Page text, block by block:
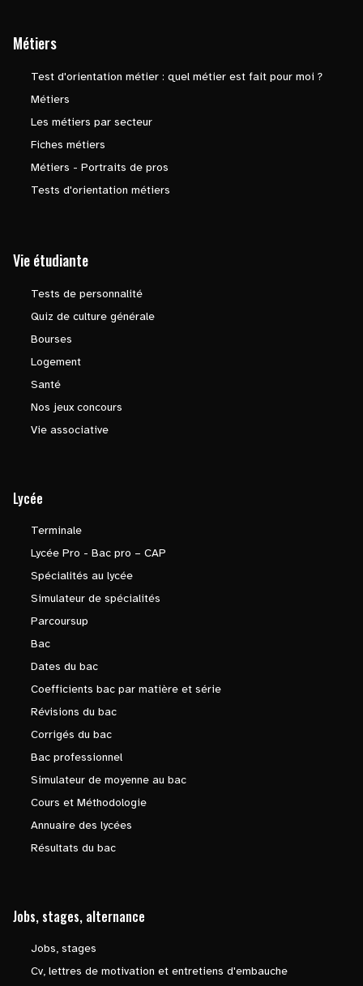
Métiers
Test d'orientation métier : quel métier est fait pour moi ?
Métiers
Les métiers par secteur
Fiches métiers
Métiers - Portraits de pros
Tests d'orientation métiers
Vie étudiante
Tests de personnalité
Quiz de culture générale
Bourses
Logement
Santé
Nos jeux concours
Vie associative
Lycée
Terminale
Lycée Pro - Bac pro – CAP
Spécialités au lycée
Simulateur de spécialités
Parcoursup
Bac
Dates du bac
Coefficients bac par matière et série
Révisions du bac
Corrigés du bac
Bac professionnel
Simulateur de moyenne au bac
Cours et Méthodologie
Annuaire des lycées
Résultats du bac
Jobs, stages, alternance
Jobs, stages
Cv, lettres de motivation et entretiens d'embauche